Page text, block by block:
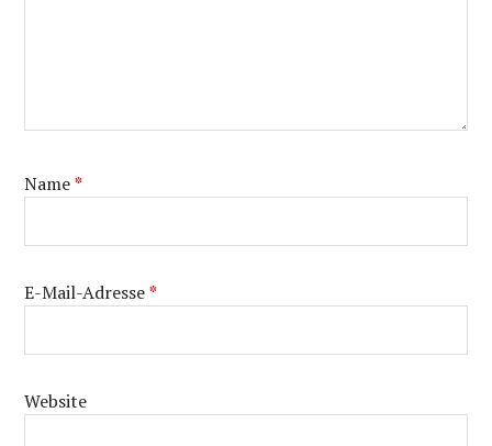
Name*
E-Mail-Adresse*
Website